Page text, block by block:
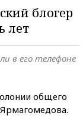
блогер
лет
в его телефоне
общего